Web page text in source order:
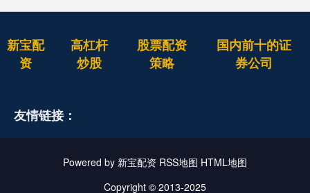
新宝配
资
高杠杆
炒股
股票配资
策略
国内前十的证
券公司
友情链接：
Powered by 新宝配资 RSS地图 HTML地图
Copyright © 2013-2025